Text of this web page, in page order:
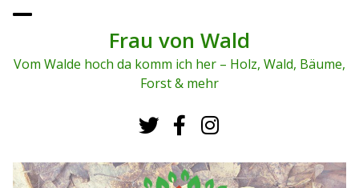
To
me
Frau von Wald
Vom Walde hoch da komm ich her – Holz, Wald, Bäume,
Forst & mehr